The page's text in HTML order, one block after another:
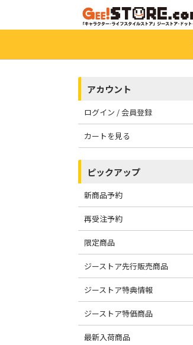
アカウント
ログイン / 会員登録
カートを見る
ピックアップ
新商品予約
再受注予約
限定商品
ジーストア先行販売商品
ジーストア特典情報
ジーストア特価商品
最新入荷商品